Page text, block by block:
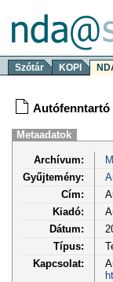
Szótár KOPI
Autófenntartó
Metaadatok
Archívum:
Gyűjtemény:
Cím:
Kiadó:
Dátum:
Típus:
Kapcsolat: